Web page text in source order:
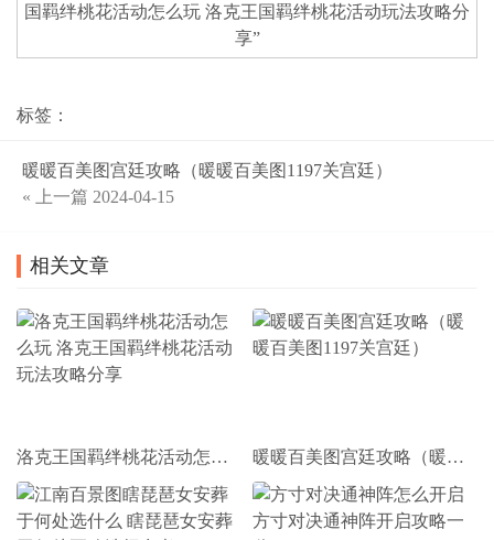
国羁绊桃花活动怎么玩 洛克王国羁绊桃花活动玩法攻略分
享”
标签：
暖暖百美图宫廷攻略（暖暖百美图1197关宫廷）
« 上一篇 2024-04-15
相关文章
洛克王国羁绊桃花活动怎么玩 洛克王国羁绊桃花活动玩法攻略分享 暖暖百美图宫廷攻略（暖暖百美图1197关宫廷）